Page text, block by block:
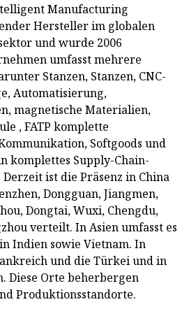
Manufacturing
Hersteller im globalen
und wurde 2006
umfasst mehrere
Stanzen, Stanzen, CNC-
Automatisierung,
magnetische Materialien,
, FATP komplette
Softgoods und
komplettes Supply-Chain-
ist die Präsenz in China
Dongguan, Jiangmen,
Dongtai, Wuxi, Chengdu,
verteilt. In Asien umfasst es
Indien sowie Vietnam. In
und die Türkei und in
Diese Orte beherbergen
Produktionsstandorte.